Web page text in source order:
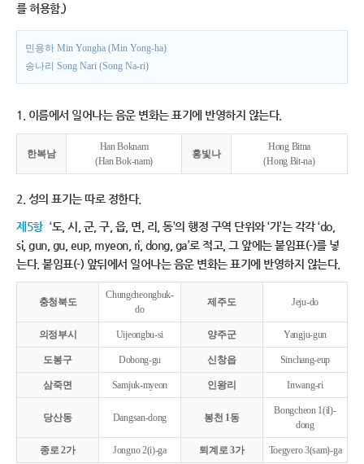
를 허용함.)
민용하 Min Yongha (Min Yong-ha)
송나리 Song Nari (Song Na-ri)
1. 이름에서 일어나는 음운 변화는 표기에 반영하지 않는다.
한복남
Han Boknam
(Han Bok-nam)
홍빛나
Hong Bitna
(Hong Bit-na)
2. 성의 표기는 따로 정한다.
제5항 ‘도, 시, 군, 구, 읍, 면, 리, 동’의 행정 구역 단위와 ‘가’는 각각 ‘do,
si, gun, gu, eup, myeon, ri, dong, ga’로 적고, 그 앞에는 붙임표(-)를 넣
는다. 붙임표(-) 앞뒤에서 일어나는 음운 변화는 표기에 반영하지 않는다.
충청북도
Chungcheongbuk-
do
제주도 Jeju-do
의정부시 Uijeongbu-si 양주군 Yangju-gun
도봉구 Dobong-gu 신창읍 Sinchang-eup
삼죽면 Samjuk-myeon 인왕리 Inwang-ri
당산동 Dangsan-dong 봉천 1동
Bongcheon 1(il)-
dong
종로 2가 Jongno 2(i)-ga 퇴계로 3가 Toegyero 3(sam)-ga